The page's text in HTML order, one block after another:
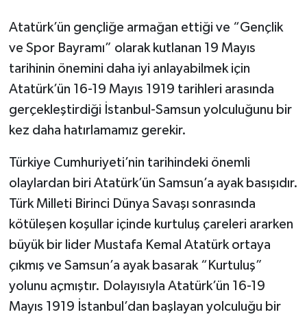
Atatürk’ün gençliğe armağan ettiği ve “Gençlik
ve Spor Bayramı” olarak kutlanan 19 Mayıs
tarihinin önemini daha iyi anlayabilmek için
Atatürk’ün 16-19 Mayıs 1919 tarihleri arasında
gerçekleştirdiği İstanbul-Samsun yolculuğunu bir
kez daha hatırlamamız gerekir.
Türkiye Cumhuriyeti’nin tarihindeki önemli
olaylardan biri Atatürk’ün Samsun’a ayak basışıdır.
Türk Milleti Birinci Dünya Savaşı sonrasında
kötüleşen koşullar içinde kurtuluş çareleri ararken
büyük bir lider Mustafa Kemal Atatürk ortaya
çıkmış ve Samsun’a ayak basarak “Kurtuluş”
yolunu açmıştır. Dolayısıyla Atatürk’ün 16-19
Mayıs 1919 İstanbul’dan başlayan yolculuğu bir